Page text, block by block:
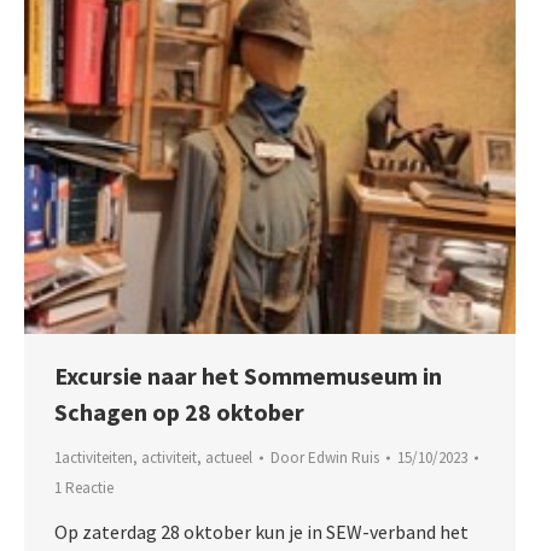
Excursie naar het Sommemuseum in
Schagen op 28 oktober
1activiteiten, activiteit, actueel DoorEdwin Ruis
15/10/2023
1 Reactie
Op zaterdag 28 oktober kun je in SEW-verband het